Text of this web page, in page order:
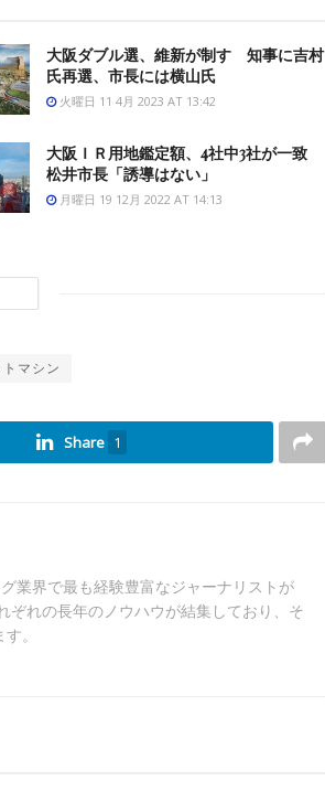
大阪ダブル選、維新が制す 知事に吉村
氏再選、市長には横山氏
火曜日 11 4月 2023 AT 13:42
大阪ＩＲ用地鑑定額、4社中3社が一致
松井市長「誘導はない」
月曜日 19 12月 2022 AT 14:13
マシン
Share 1
業界で最も経験豊富なジャーナリストが
れの長年のノウハウが結集しており、そ
。